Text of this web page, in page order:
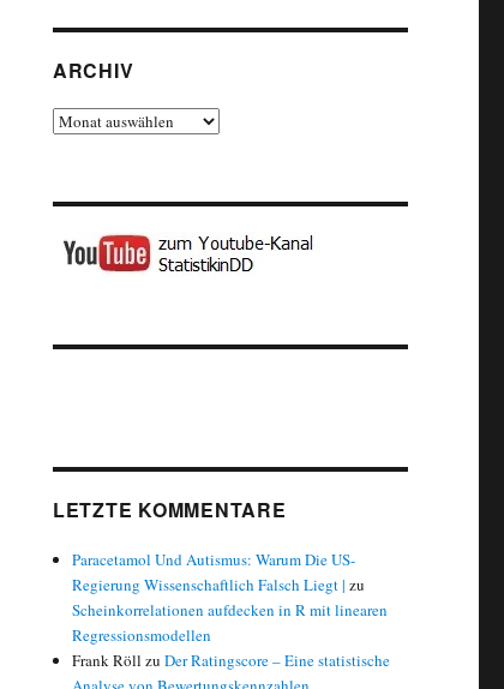
ARCHIV
Archiv
LETZTE KOMMENTARE
Paracetamol Und Autismus: Warum Die US-
Regierung Wissenschaftlich Falsch Liegt | zu
Scheinkorrelationen aufdecken in R mit linearen
Regressionsmodellen
Frank Röll zuDer Ratingscore – Eine statistische